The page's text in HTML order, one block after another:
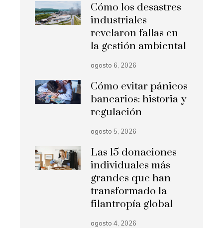
Cómo los desastres
industriales
revelaron fallas en
la gestión ambiental
agosto 6, 2026
Cómo evitar pánicos
bancarios: historia y
regulación
agosto 5, 2026
Las 15 donaciones
individuales más
grandes que han
transformado la
filantropía global
agosto 4, 2026